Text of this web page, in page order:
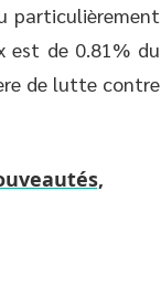
particulièrement
est de 0.81% du
de lutte contre